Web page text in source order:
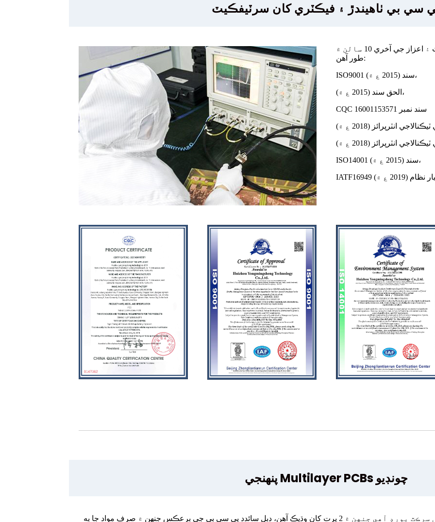
سي بي ٺاهيندڙ ۽ فيڪٽري کان سرٽيفڪيٽ
هن سرٽيفڪيٽ ۽ اعزاز جي آخري 10 سالن ۾ YMS طرف توجهه جي پٺيان
طور آهن:
ISO9001 سند (2015 ع ۾)،
الحق سند (2015 ع ۾)،
CQC سند نمبر 16001153571
ISO14001 سند (2015 ع ۾)،
پنھنجي Multilayer PCBs چونڊيو
هڪ ملٽي ليئر پي سي بي هڪ پرنٽ ٿيل سرڪٽ بورڊ آهي جنهن ۾ 2 پرت کان وڌيڪ آهن، ڊبل سائڊڊ پي سي بي جي برعڪس جنهن ۾ صرف مواد جا ٻه